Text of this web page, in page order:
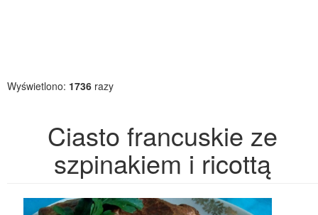
Wyświetlono: 1736 razy
Ciasto francuskie ze
szpinakiem i ricottą